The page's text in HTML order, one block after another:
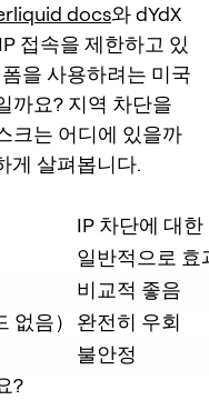
docs와 dYdX
접속을 제한하고 있
을 사용하려는 미국
까요? 지역 차단을
크는 어디에 있을까
게 살펴봅니다.
IP 차단에 대한
일반적으로 효
비교적 좋음
없음）
완전히 우회
불안정
?